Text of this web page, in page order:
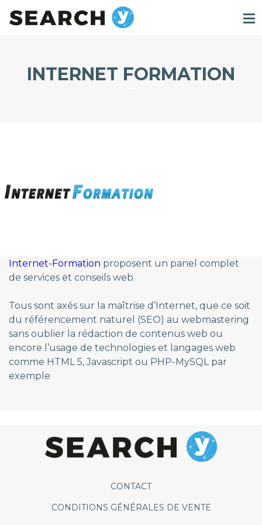
INTERNET FORMATION
Internet-Formation proposent un panel complet
de services et conseils web.
Tous sont axés sur la maîtrise d’Internet, que ce soit
du référencement naturel (SEO) au webmastering
sans oublier la rédaction de contenus web ou
encore l’usage de technologies et langages web
comme HTML 5, Javascript ou PHP-MySQL par
exemple
CONTACT
CONDITIONS GÉNÉRALES DE VENTE